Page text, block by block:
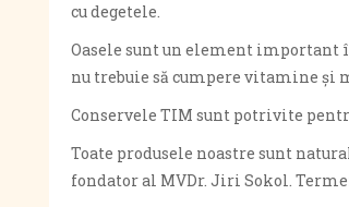
cu degetele.
Oasele sunt un element important
nu trebuie să cumpere vitamine și
Conservele TIM sunt potrivite
Toate produsele noastre sunt
fondator al MVDr. Jiri Sokol.